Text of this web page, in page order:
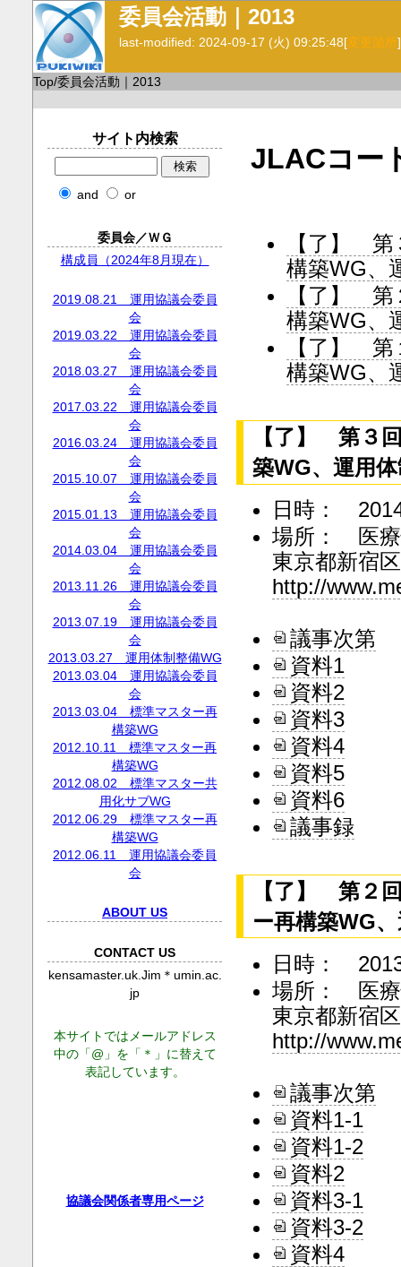
委員会活動｜2013
last-modified: 2024-09-17 (火) 09:25:48[変更箇所]
Top/委員会活動｜2013
JLACコー
【了】 第
構築WG、
【了】 第
構築WG、
【了】 第
構築WG、
【了】 第３
築WG、運用
日時：
場所： 医療
東京都新宿
http://
議事次第
資料1
資料2
資料3
資料4
資料5
資料6
議事録
【了】 第２
ー再構築WG
日時：
場所： 医療
東京都新宿
http://
議事次第
資料1-1
資料1-2
資料2
資料3-1
資料3-2
資料4
サイト内検索
and or
委員会／ＷＧ
構成員（2024年8月現在）
2019.08.21 運用協議会委員
会
2019.03.22 運用協議会委員
会
2018.03.27 運用協議会委員
会
2017.03.22 運用協議会委員
会
2016.03.24 運用協議会委員
会
2015.10.07 運用協議会委員
会
2015.01.13 運用協議会委員
会
2014.03.04 運用協議会委員
会
2013.11.26 運用協議会委員
会
2013.07.19 運用協議会委員
会
2013.03.27 運用体制整備WG
2013.03.04 運用協議会委員
会
2013.03.04 標準マスター再
構築WG
2012.10.11 標準マスター再
構築WG
2012.08.02 標準マスター共
用化サブWG
2012.06.29 標準マスター再
構築WG
2012.06.11 運用協議会委員
会
ABOUT US
CONTACT US
kensamaster.uk.Jim＊umin.ac.
jp
本サイトではメールアドレス
中の「@」を「＊」に替えて
表記しています。
協議会関係者専用ページ